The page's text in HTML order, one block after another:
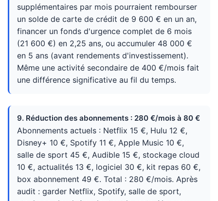
supplémentaires par mois pourraient rembourser
un solde de carte de crédit de 9 600 € en un an,
financer un fonds d'urgence complet de 6 mois
(21 600 €) en 2,25 ans, ou accumuler 48 000 €
en 5 ans (avant rendements d'investissement).
Même une activité secondaire de 400 €/mois fait
une différence significative au fil du temps.
9. Réduction des abonnements : 280 €/mois à 80 €
Abonnements actuels : Netflix 15 €, Hulu 12 €,
Disney+ 10 €, Spotify 11 €, Apple Music 10 €,
salle de sport 45 €, Audible 15 €, stockage cloud
10 €, actualités 13 €, logiciel 30 €, kit repas 60 €,
box abonnement 49 €. Total : 280 €/mois. Après
audit : garder Netflix, Spotify, salle de sport,